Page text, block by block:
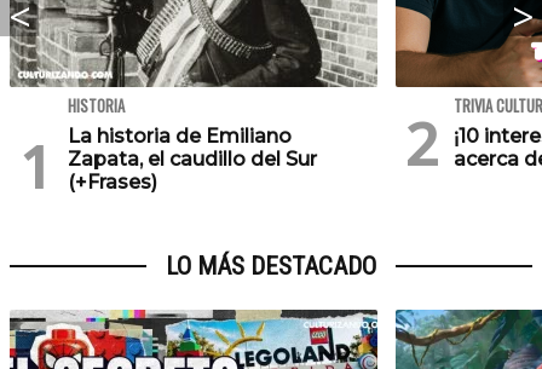
HISTORIA
La historia de Emiliano
Zapata, el caudillo del Sur
(+Frases)
TRIVIA
¡10
acerca
LO MÁS DESTACADO